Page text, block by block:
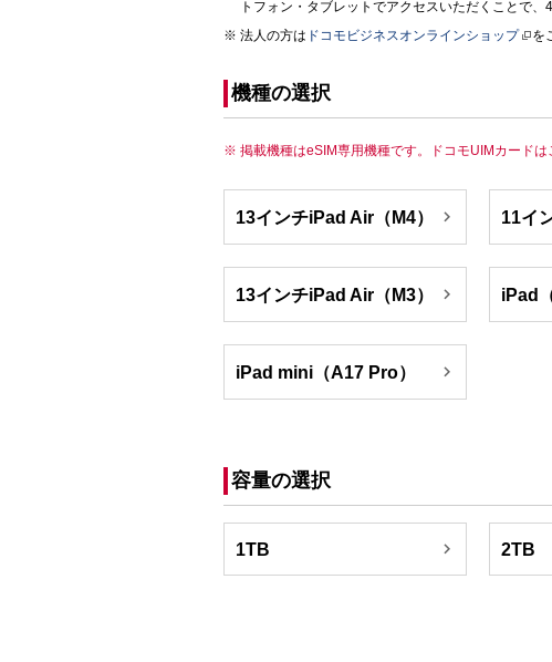
トフォン・タブレットでアクセスいただくことで
法人の方は ドコモビジネスオンラインショップ を
機種の選択
掲載機種はeSIM専用機種です。ドコモUIMカードは
13インチiPad Air（M4）  11イ
13インチiPad Air（M3）  iPad
iPad mini（A17 Pro） 
容量の選択
1TB  2TB